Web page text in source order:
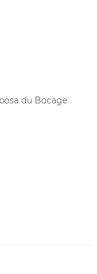
du Bocage